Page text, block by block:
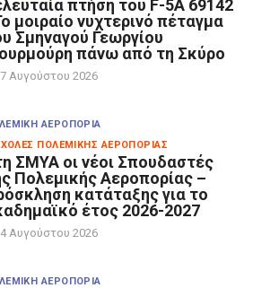
πτήση του F-5A 69142
μοιραίο νυχτερινό πέταγμα
Σμηναγού Γεωργίου
πάνω από τη Σκύρο
7 Αυγούστου 2026
ΑΕΡΟΠΟΡΊΑ
ΠΟΛΕΜΙΚΉΣ ΑΕΡΟΠΟΡΊΑΣ
ΣΜΥΑ οι νέοι Σπουδαστές
Πολεμικής Αεροπορίας –
κατάταξης για το
έτος 2026-2027
4 Αυγούστου 2026
ΑΕΡΟΠΟΡΊΑ